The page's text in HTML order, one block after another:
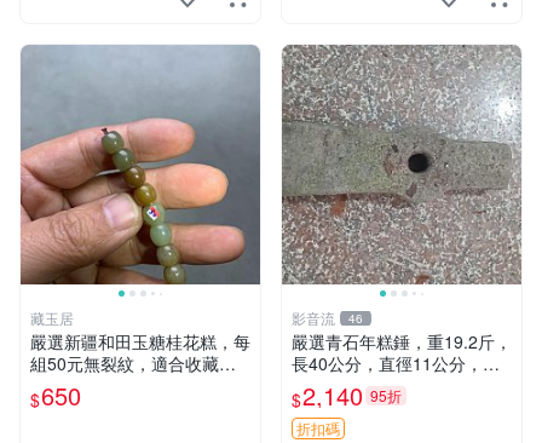
藏玉居
嚴選新疆和田玉糖桂花糕，每
組50元無裂紋，適合收藏與
送禮 糖桂花糕 和田玉 精品
$650
影音流 46
嚴選青石年糕錘，重19.2斤，
長40公分，直徑11公分，石
質精良，做工扎實，自然風味
獨特。適合收藏與實用。 老
物件 青石 年糕槌
$2,140 95折
折扣碼